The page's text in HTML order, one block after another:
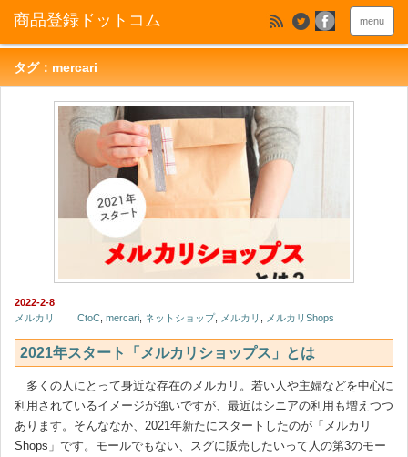
menu
タグ：mercari
2022-2-8
メルカリ
CtoC mercari ネットショップ, メルカリ メルカリShops
2021年スタート「メルカリショップス」とは
多くの人にとって身近な存在のメルカリ。若い人や主婦などを中心に
利用されているイメージが強いですが、最近はシニアの利用も増えつつ
あります。そんななか、2021年新たにスタートしたのが「メルカリ
Shops」です。モールでもない、スグに販売したいって人の第3のモー